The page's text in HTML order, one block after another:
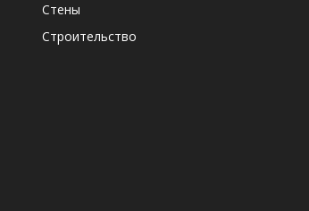
Стены
Строительство